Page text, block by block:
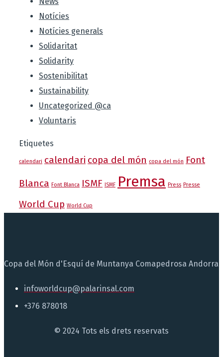
Notícies
Notícies generals
Solidaritat
Solidarity
Sostenibilitat
Sustainability
Uncategorized @ca
Voluntaris
Etiquetes
calendari calendari copa del món copa del món Font
Blanca Font Blanca ISMF ISMF Premsa Press Presse
World Cup World Cup
Copa del Món d'Esquí de Muntanya Comapedrosa Andorra
infoworldcup@palarinsal.com
+376 878018
© 2024 Tots els drets reservats